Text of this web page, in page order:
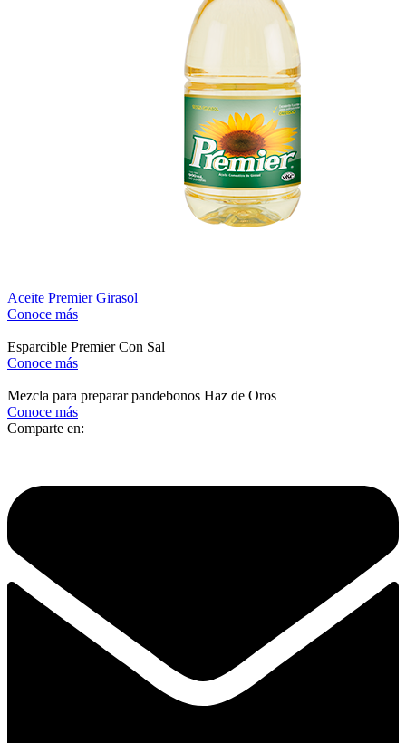
Aceite Premier Girasol
Conoce más
Esparcible Premier Con Sal
Conoce más
Mezcla para preparar pandebonos Haz de Oros
Conoce más
Comparte en: